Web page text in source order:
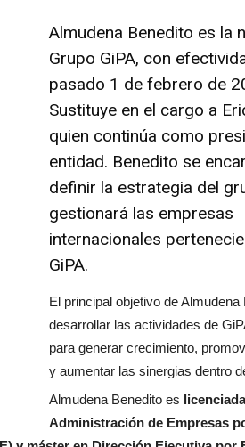
Almudena Benedito es la
Grupo GiPA, con
pasado 1 de febrero de
Sustituye en el cargo a
quien continúa como
entidad. Benedito se
definir la estrategia del
gestionará las empresas
internacionales
GiPA.
El principal objetivo de Almudena
desarrollar las actividades de
para generar crecimiento,
y aumentar las sinergias dentro
Almudena Benedito es
Administración de Empresas